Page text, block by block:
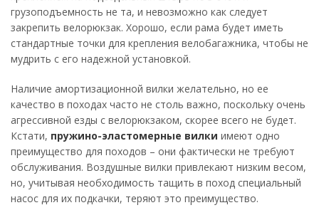
грузоподъемность не та, и невозможно как следует
закрепить велорюкзак. Хорошо, если рама будет иметь
стандартные точки для крепления велобагажника, чтобы не
мудрить с его надежной установкой.
Наличие амортизационной вилки желательно, но ее
качество в походах часто не столь важно, поскольку очень
агрессивной езды с велорюкзаком, скорее всего не будет.
Кстати, пружино-эластомерные вилки имеют одно
преимущество для походов – они фактически не требуют
обслуживания. Воздушные вилки привлекают низким весом,
но, учитывая необходимость тащить в поход специальный
насос для их подкачки, теряют это преимущество.